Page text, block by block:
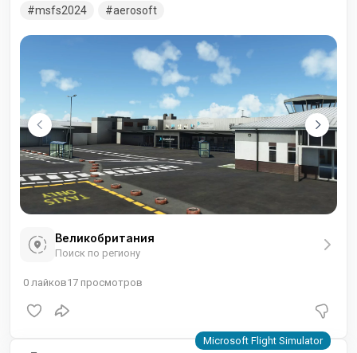
пассажиров использовал аэропорт.
msfs2024
aerosoft
Великобритания
Поиск по региону
0 лайков17 просмотров